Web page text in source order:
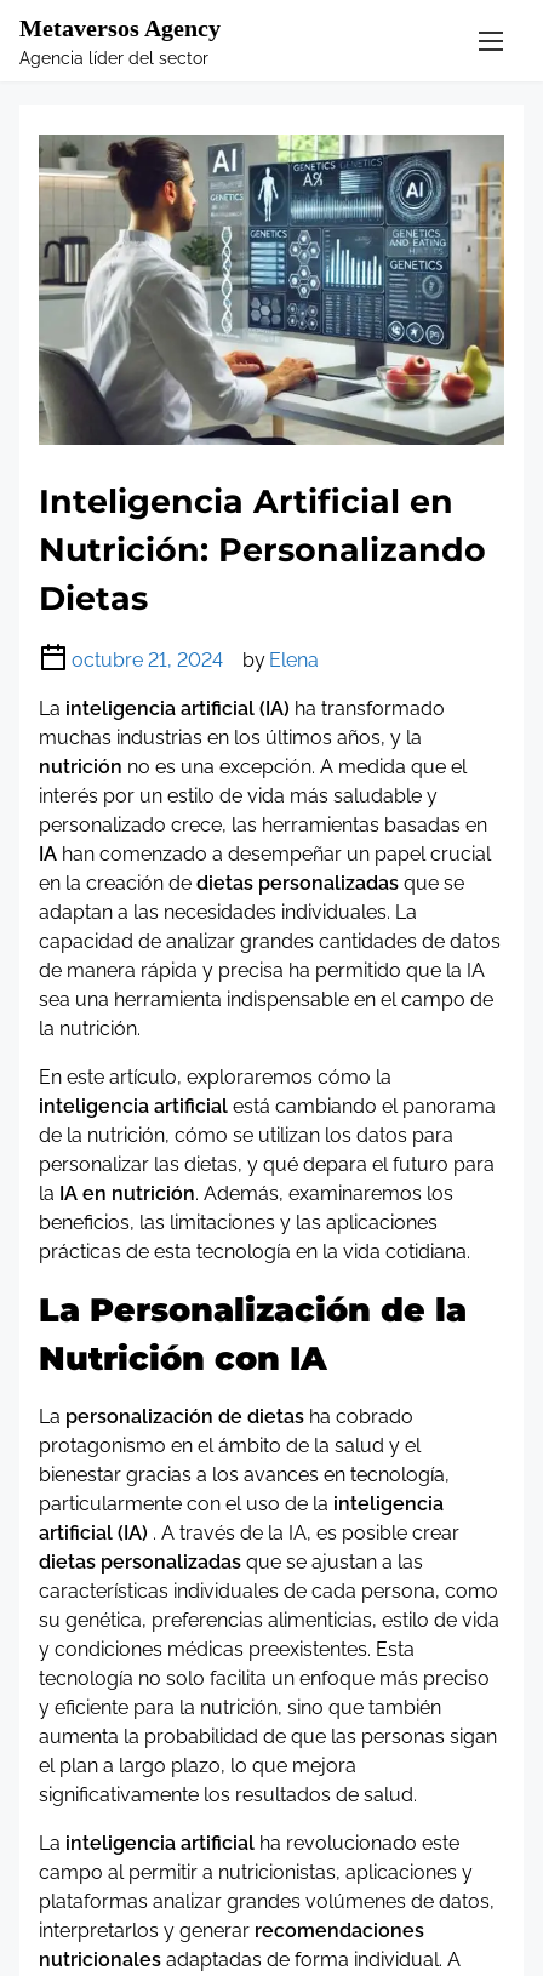
Metaversos Agency
Agencia líder del sector
Inteligencia Artificial en
Nutrición: Personalizando
Dietas
octubre 21, 2024 by Elena
La inteligencia artificial (IA) ha transformado
muchas industrias en los últimos años, y la
nutrición no es una excepción. A medida que el
interés por un estilo de vida más saludable y
personalizado crece, las herramientas basadas en
IA han comenzado a desempeñar un papel crucial
en la creación de dietas personalizadas que se
adaptan a las necesidades individuales. La
capacidad de analizar grandes cantidades de datos
de manera rápida y precisa ha permitido que la IA
sea una herramienta indispensable en el campo de
la nutrición.
En este artículo, exploraremos cómo la
inteligencia artificial está cambiando el panorama
de la nutrición, cómo se utilizan los datos para
personalizar las dietas, y qué depara el futuro para
la IA en nutrición. Además, examinaremos los
beneficios, las limitaciones y las aplicaciones
prácticas de esta tecnología en la vida cotidiana.
La Personalización de la
Nutrición con IA
La personalización de dietas ha cobrado
protagonismo en el ámbito de la salud y el
bienestar gracias a los avances en tecnología,
particularmente con el uso de la inteligencia
artificial (IA) . A través de la IA, es posible crear
dietas personalizadas que se ajustan a las
características individuales de cada persona, como
su genética, preferencias alimenticias, estilo de vida
y condiciones médicas preexistentes. Esta
tecnología no solo facilita un enfoque más preciso
y eficiente para la nutrición, sino que también
aumenta la probabilidad de que las personas sigan
el plan a largo plazo, lo que mejora
significativamente los resultados de salud.
La inteligencia artificial ha revolucionado este
campo al permitir a nutricionistas, aplicaciones y
plataformas analizar grandes volúmenes de datos,
interpretarlos y generar recomendaciones
nutricionales adaptadas de forma individual. A